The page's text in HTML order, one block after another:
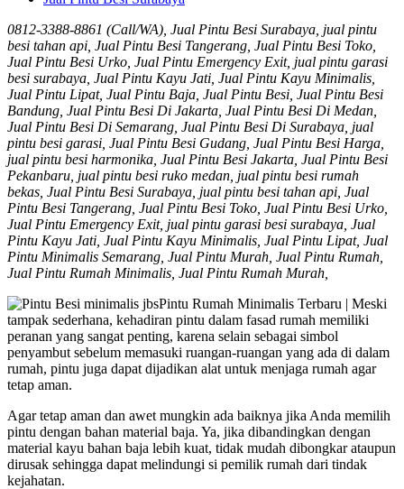
0812-3388-8861 (Call/WA), Jual Pintu Besi Surabaya, jual pintu
besi tahan api, Jual Pintu Besi Tangerang, Jual Pintu Besi Toko,
Jual Pintu Besi Urko, Jual Pintu Emergency Exit, jual pintu garasi
besi surabaya, Jual Pintu Kayu Jati, Jual Pintu Kayu Minimalis,
Jual Pintu Lipat, Jual Pintu Baja, Jual Pintu Besi, Jual Pintu Besi
Bandung, Jual Pintu Besi Di Jakarta, Jual Pintu Besi Di Medan,
Jual Pintu Besi Di Semarang, Jual Pintu Besi Di Surabaya, jual
pintu besi garasi, Jual Pintu Besi Gudang, Jual Pintu Besi Harga,
jual pintu besi harmonika, Jual Pintu Besi Jakarta, Jual Pintu Besi
Pekanbaru, jual pintu besi ruko medan, jual pintu besi rumah
bekas, Jual Pintu Besi Surabaya, jual pintu besi tahan api, Jual
Pintu Besi Tangerang, Jual Pintu Besi Toko, Jual Pintu Besi Urko,
Jual Pintu Emergency Exit, jual pintu garasi besi surabaya, Jual
Pintu Kayu Jati, Jual Pintu Kayu Minimalis, Jual Pintu Lipat, Jual
Pintu Minimalis Semarang, Jual Pintu Murah, Jual Pintu Rumah,
Jual Pintu Rumah Minimalis, Jual Pintu Rumah Murah,
Pintu Rumah Minimalis Terbaru | Meski
tampak sederhana, kehadiran pintu dalam fasad rumah memiliki
peranan yang sangat penting, karena selain sebagai simbol
penyambut sebelum memasuki ruangan-ruangan yang ada di dalam
rumah, pintu juga dapat dijadikan alat untuk menjaga rumah agar
tetap aman.
Agar tetap aman dan awet mungkin ada baiknya jika Anda memilih
pintu dengan bahan material baja. Ya, jika dibandingkan dengan
material kayu bahan baja lebih kuat, tidak mudah dibongkar ataupun
dirusak sehingga dapat melindungi si pemilik rumah dari tindak
kejahatan.